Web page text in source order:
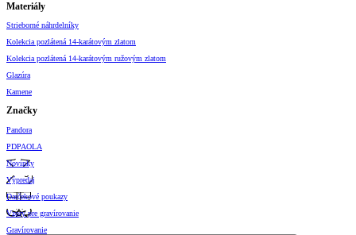
Materiály
Strieborné náhrdelníky
Kolekcia pozlátená 14-karátovým zlatom
Kolekcia pozlátená 14-karátovým ružovým zlatom
Glazúra
Kamene
Značky
Pandora
PDPAOLA
Novinky
Výpredaj
Darčekové poukazy
Vzory pre gravírovanie
Gravírovanie